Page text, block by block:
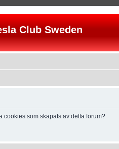
Club Sweden
cookies som skapats av detta forum?